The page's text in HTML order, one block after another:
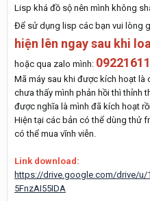
Lisp khá đồ sộ nên mình không
Để sử dụng lisp các bạn vui lòng
hiện lên ngay sau khi
hoặc qua zalo mình:
Mã máy sau khi được kích hoạt là
chưa thấy mình phản hồi thì thỉnh
được nghĩa là mình đã kích hoạt
Hiện tại các bản có thể dùng thử
có thể mua vĩnh viễn.
Link download:
https://drive.google.com/drive/
5FnzAI55IDA